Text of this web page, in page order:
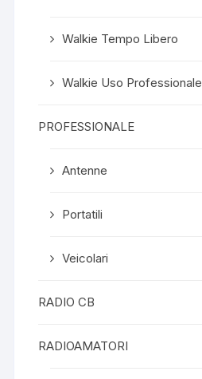
Walkie Tempo Libero
Walkie Uso Professionale
PROFESSIONALE
Antenne
Portatili
Veicolari
RADIO CB
RADIOAMATORI